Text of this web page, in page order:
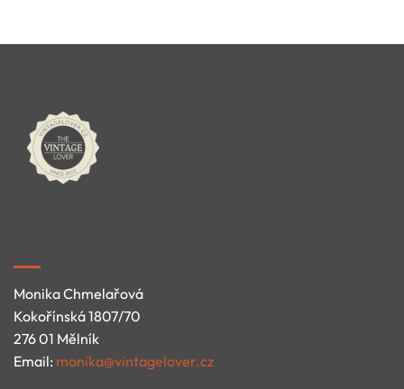
Monika Chmelařová
Kokořínská 1807/70
276 01 Mělník
Email: monika@vintagelover.cz